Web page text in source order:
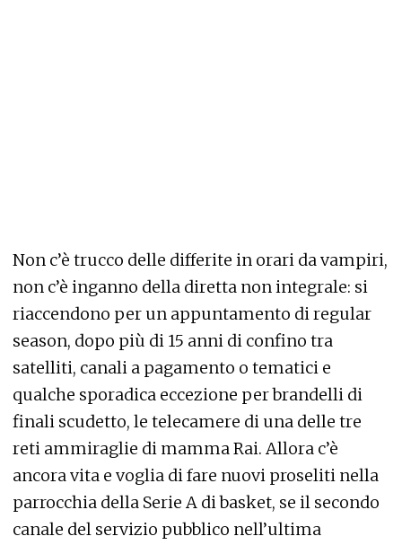
Non c’è trucco delle differite in orari da vampiri,
non c’è inganno della diretta non integrale: si
riaccendono per un appuntamento di regular
season, dopo più di 15 anni di confino tra
satelliti, canali a pagamento o tematici e
qualche sporadica eccezione per brandelli di
finali scudetto, le telecamere di una delle tre
reti ammiraglie di mamma Rai. Allora c’è
ancora vita e voglia di fare nuovi proseliti nella
parrocchia della Serie A di basket, se il secondo
canale del servizio pubblico nell’ultima